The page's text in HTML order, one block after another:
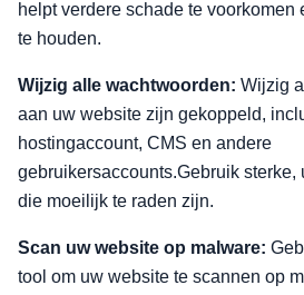
helpt verdere schade te voorkomen
te houden.
Wijzig alle wachtwoorden: Wijzig
aan uw website zijn gekoppeld,
hostingaccount, CMS en andere
gebruikersaccounts.Gebruik sterke,
die moeilijk te raden zijn.
Scan uw website op malware:
tool om uw website te scannen op